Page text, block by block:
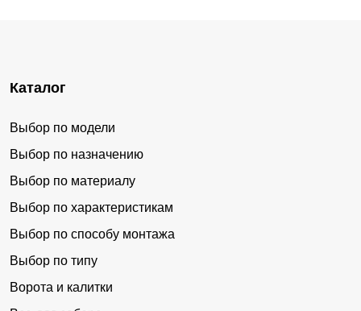
Каталог
Выбор по модели
Выбор по назначению
Выбор по материалу
Выбор по характеристикам
Выбор по способу монтажа
Выбор по типу
Ворота и калитки